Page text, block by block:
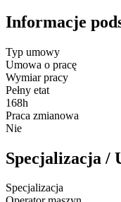
Informacje
Typ umowy
Umowa o pracę
Wymiar pracy
Pełny etat
168h
Praca zmianowa
Nie
Specjalizacja /
Specjalizacja